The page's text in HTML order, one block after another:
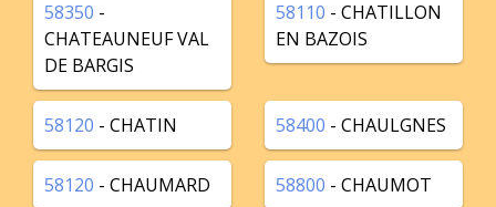
58350 -
CHATEAUNEUF VAL
DE BARGIS
58110 - CHATILLON
EN BAZOIS
58120 - CHATIN 58400 - CHAULGNES
58120 - CHAUMARD 58800 - CHAUMOT